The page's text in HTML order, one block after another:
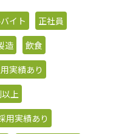
イト
正社員
造
飲食
実績あり
上
用実績あり